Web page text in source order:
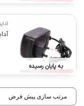
به پایان رسیده